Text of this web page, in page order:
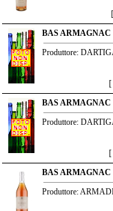
[
BAS ARMAGNAC
Produttore:
[
BAS ARMAGNAC
Produttore:
[
BAS ARMAGNAC
Produttore: